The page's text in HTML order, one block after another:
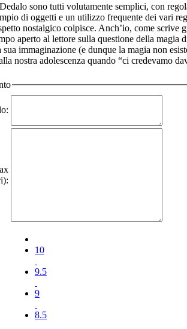
sono tutti volutamente semplici, con
di oggetti e un utilizzo frequente dei vari
nostalgico colpisce. Anch’io, come
aperto al lettore sulla questione della magia
sua immaginazione (e dunque la magia non
nostra adolescenza quando “ci credevamo
10
9.5
9
8.5